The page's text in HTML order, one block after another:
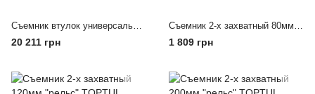
Съемник втулок универсальный 27ед. TOPTUL JGAI2701
20 211 грн
Съемник 2-х захватный 80мм "рельс" TOPTUL JJAL1208
1 809 грн